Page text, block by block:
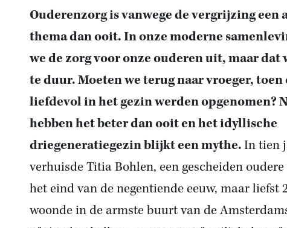
Ouderenzorg is vanwege de vergrijzing een
thema dan ooit. In onze moderne
we de zorg voor onze ouderen uit, maar dat
te duur. Moeten we terug naar vroeger, toen
liefdevol in het gezin werden opgenomen?
hebben het beter dan ooit en het idyllische
driegeneratiegezin blijkt een mythe.In tien
verhuisde Titia Bohlen, een gescheiden
het eind van de negentiende eeuw, maar liefst
woonde in de armste buurt van de